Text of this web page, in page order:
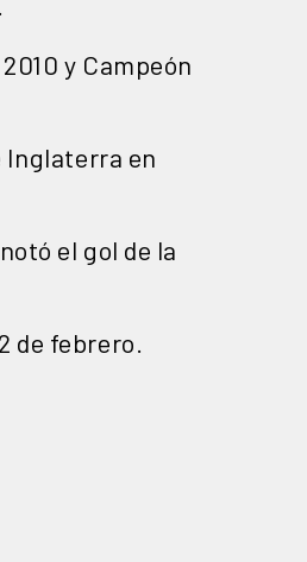
2010 y Campeón
Inglaterra en
el gol de la
de febrero.